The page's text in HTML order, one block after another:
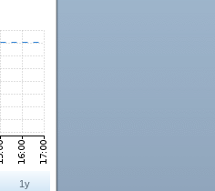
1y